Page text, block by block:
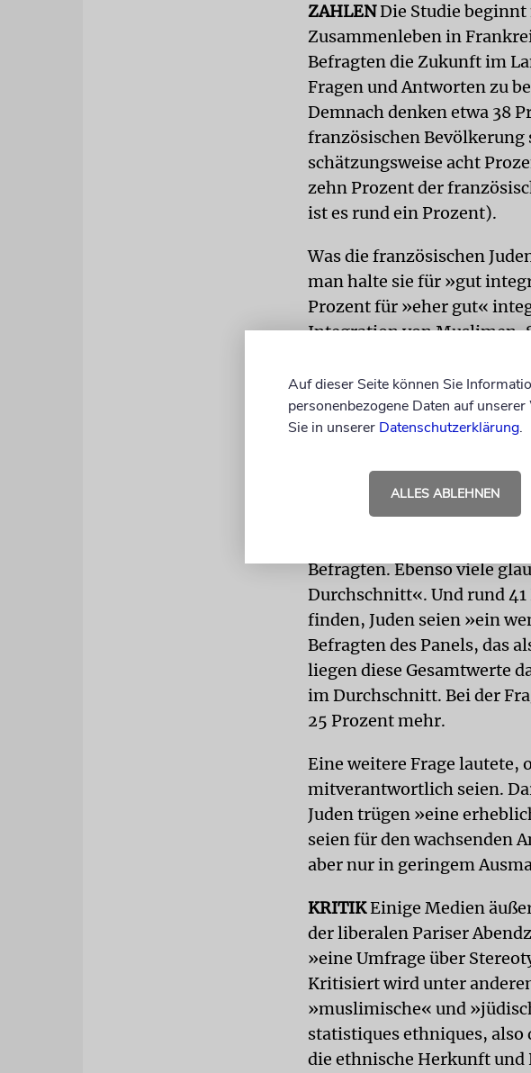
ZAHLENDie Studie
Zusammenleben in
Befragten die Zukunft im
Fragen und Antworten zu
Demnach denken etwa 38
französischen
schätzungsweise acht
zehn Prozent der
ist es rund ein Prozent).
Was die französischen
man halte sie für »gut
Prozent für »eher gut«
Integration von Muslimen,
PROJEKTION
Die Umfrage
Bevölkerung
Prozent der Befragten die
Kritikpunkt oder eine
dem Material nicht
Befragten. Ebenso viele
Durchschnitt«. Und rund
finden, Juden seien »ein
Befragten des Panels, das
liegen diese Gesamtwerte
im Durchschnitt. Bei der
25 Prozent mehr.
Eine weitere Frage lautete,
mitverantwortlich seien.
Juden trügen »eine
seien für den wachsenden
aber nur in geringem
KRITIKEinige Medien
der liberalen Pariser
»eine Umfrage über
Kritisiert wird unter
»muslimische« und
statistiques ethniques, also
die ethnische Herkunft
Auf dieser Seite können Sie
personenbezogene Daten auf
Sie in unserer Datenschutzerklärung.
ALLES ABLEHNEN